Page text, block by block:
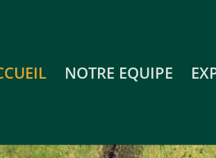
NOTRE EQUIPE